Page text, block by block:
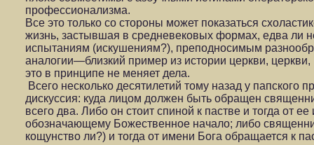
профессионализма.
Все это только со стороны может показаться
жизнь, застывшая в средневековых формах, едва ли
испытаниям (искушениям?), преподносимым
аналогии—близкий пример из истории церкви,
это в принципе не меняет дела.
Всего несколько десятилетий тому назад у папского
дискуссия: куда лицом должен быть обращен
всего два. Либо он стоит спиной к пастве и тогда от
обозначающему Божественное начало; либо
кощунство ли?) и тогда от имени Бога обращается к